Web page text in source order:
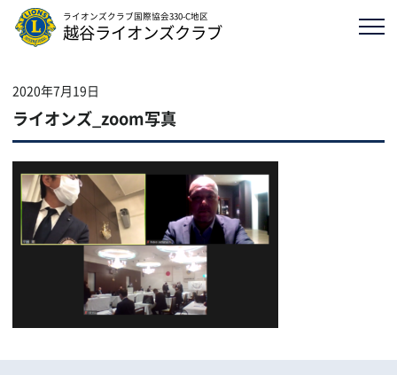
ライオンズクラブ国際協会330-C地区
越谷ライオンズクラブ
2020年7月19日
ライオンズ_zoom写真